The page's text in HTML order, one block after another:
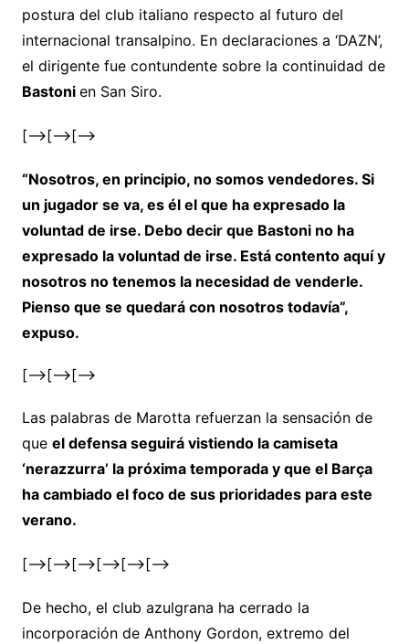
postura del club italiano respecto al futuro del
internacional transalpino. En declaraciones a ‘DAZN’,
el dirigente fue contundente sobre la continuidad de
Bastoni en San Siro.
[–>[–>[–>
“Nosotros, en principio, no somos vendedores. Si
un jugador se va, es él el que ha expresado la
voluntad de irse. Debo decir que Bastoni no ha
expresado la voluntad de irse. Está contento aquí y
nosotros no tenemos la necesidad de venderle.
Pienso que se quedará con nosotros todavía”,
expuso.
[–>[–>[–>
Las palabras de Marotta refuerzan la sensación de
que el defensa seguirá vistiendo la camiseta
‘nerazzurra’ la próxima temporada y que el Barça
ha cambiado el foco de sus prioridades para este
verano.
[–>[–>[–>[–>[–>[–>
De hecho, el club azulgrana ha cerrado la
incorporación de Anthony Gordon, extremo del